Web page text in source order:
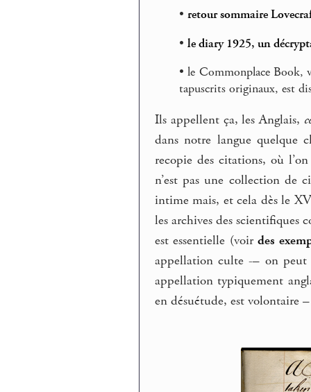
• retour sommaire
• le diary 1925, un
• le Commonplace Book,
tapuscrits originaux, est
Ils appellent ça, les Anglais,
dans notre langue quelque
recopie des citations, où
n’est pas une collection de
intime mais, et cela dès le
les archives des scientifiques
est essentielle (voir des
appellation culte -– on peut
appellation typiquement
en désuétude, est volontaire